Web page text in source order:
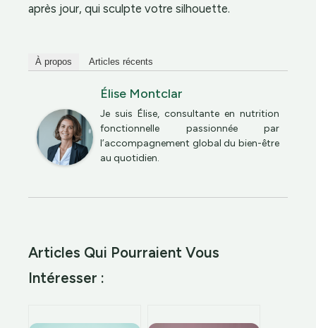
après jour, qui sculpte votre silhouette.
À propos Articles récents
Élise Montclar
Je suis Élise, consultante en nutrition
fonctionnelle passionnée par
l’accompagnement global du bien-être
au quotidien.
Articles Qui Pourraient Vous
Intéresser :